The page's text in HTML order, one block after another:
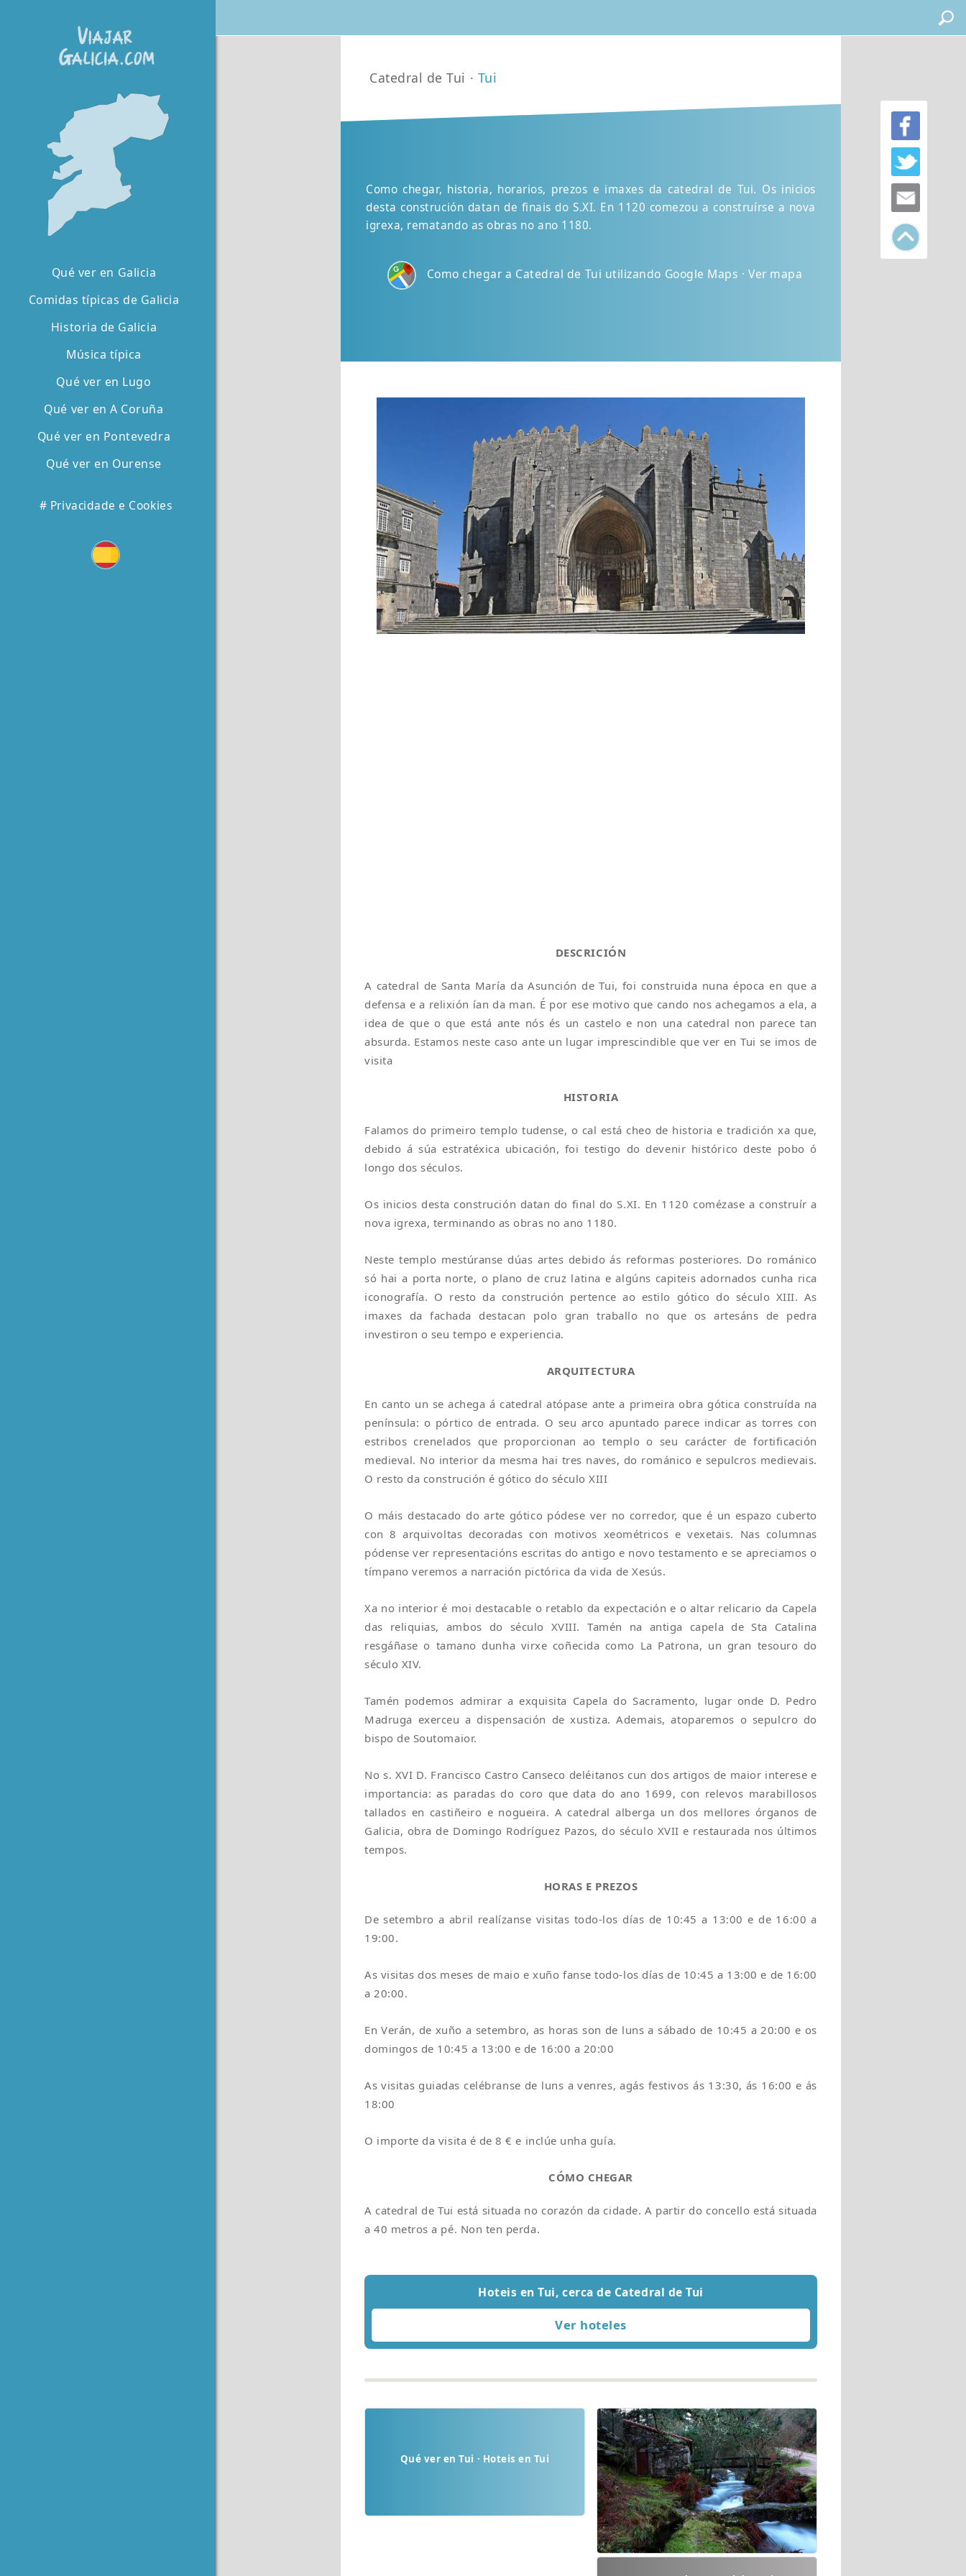
Catedral de Tui · Tui
Como chegar, historia, horarios, prezos e imaxes da catedral de Tui. Os inicios
desta construción datan de finais do S.XI. En 1120 comezou a construírse a nova
igrexa, rematando as obras no ano 1180.
Como chegar a Catedral de Tui utilizando Google Maps · Ver mapa
DESCRICIÓN
A catedral de Santa María da Asunción de Tui, foi construida nuna época en que a
defensa e a relixión ían da man. É por ese motivo que cando nos achegamos a ela, a
idea de que o que está ante nós és un castelo e non una catedral non parece tan
absurda. Estamos neste caso ante un lugar imprescindible que ver en Tui se imos de
visita
HISTORIA
Falamos do primeiro templo tudense, o cal está cheo de historia e tradición xa que,
debido á súa estratéxica ubicación, foi testigo do devenir histórico deste pobo ó
longo dos séculos.
Os inicios desta construción datan do final do S.XI. En 1120 comézase a construír a
nova igrexa, terminando as obras no ano 1180.
Neste templo mestúranse dúas artes debido ás reformas posteriores. Do románico
só hai a porta norte, o plano de cruz latina e algúns capiteis adornados cunha rica
iconografía. O resto da construción pertence ao estilo gótico do século XIII. As
imaxes da fachada destacan polo gran traballo no que os artesáns de pedra
investiron o seu tempo e experiencia.
ARQUITECTURA
En canto un se achega á catedral atópase ante a primeira obra gótica construída na
península: o pórtico de entrada. O seu arco apuntado parece indicar as torres con
estribos crenelados que proporcionan ao templo o seu carácter de fortificación
medieval. No interior da mesma hai tres naves, do románico e sepulcros medievais.
O resto da construción é gótico do século XIII
O máis destacado do arte gótico pódese ver no corredor, que é un espazo cuberto
con 8 arquivoltas decoradas con motivos xeométricos e vexetais. Nas columnas
pódense ver representacións escritas do antigo e novo testamento e se apreciamos o
tímpano veremos a narración pictórica da vida de Xesús.
Xa no interior é moi destacable o retablo da expectación e o altar relicario da Capela
das reliquias, ambos do século XVIII. Tamén na antiga capela de Sta Catalina
resgáñase o tamano dunha virxe coñecida como La Patrona, un gran tesouro do
século XIV.
Tamén podemos admirar a exquisita Capela do Sacramento, lugar onde D. Pedro
Madruga exerceu a dispensación de xustiza. Ademais, atoparemos o sepulcro do
bispo de Soutomaior.
No s. XVI D. Francisco Castro Canseco deléitanos cun dos artigos de maior interese e
importancia: as paradas do coro que data do ano 1699, con relevos marabillosos
tallados en castiñeiro e nogueira. A catedral alberga un dos mellores órganos de
Galicia, obra de Domingo Rodríguez Pazos, do século XVII e restaurada nos últimos
tempos.
HORAS E PREZOS
De setembro a abril realízanse visitas todo-los días de 10:45 a 13:00 e de 16:00 a
19:00.
As visitas dos meses de maio e xuño fanse todo-los días de 10:45 a 13:00 e de 16:00
a 20:00.
En Verán, de xuño a setembro, as horas son de luns a sábado de 10:45 a 20:00 e os
domingos de 10:45 a 13:00 e de 16:00 a 20:00
As visitas guiadas celébranse de luns a venres, agás festivos ás 13:30, ás 16:00 e ás
18:00
O importe da visita é de 8 € e inclúe unha guía.
CÓMO CHEGAR
A catedral de Tui está situada no corazón da cidade. A partir do concello está situada
a 40 metros a pé. Non ten perda.
Hoteis en Tui, cerca de Catedral de Tui
Qué ver en Tui · Hoteis en Tui
Qué ver en Galicia
Comidas típicas de Galicia
Historia de Galicia
Música típica
Qué ver en Lugo
Qué ver en A Coruña
Qué ver en Pontevedra
Qué ver en Ourense
# Privacidade e Cookies